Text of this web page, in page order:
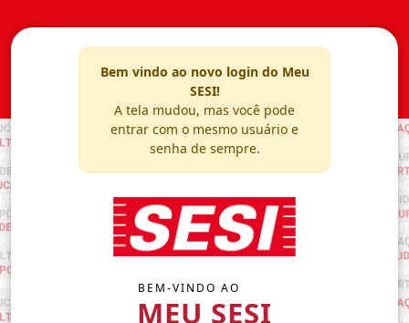
Bem vindo ao novo login do Meu
SESI!
A tela mudou, mas você pode
entrar com o mesmo usuário e
senha de sempre.
BEM-VINDO AO
MEU SESI